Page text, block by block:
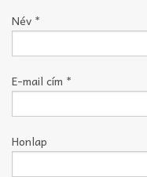
Név *
E-mail cím *
Honlap